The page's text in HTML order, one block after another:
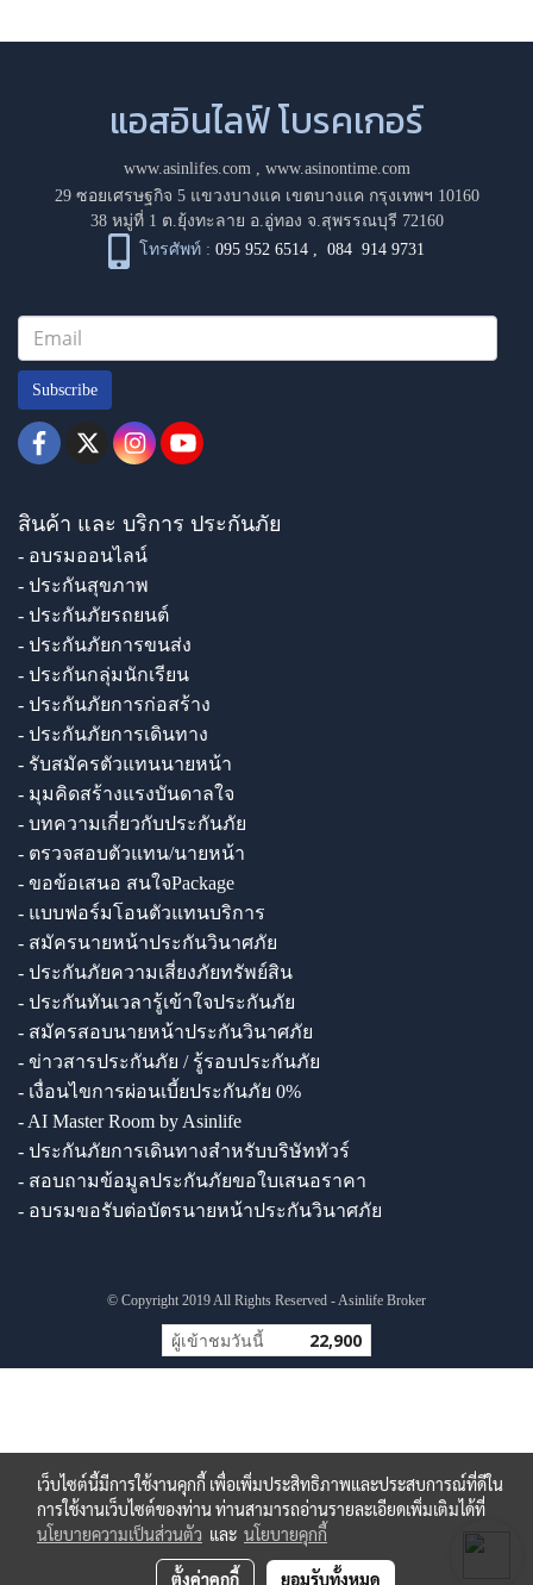
แอสอินไลฟ์ โบรคเกอร์
www.asinlifes.com, www.asinontime.com
29 ซอยเศรษฐกิจ 5 แขวงบางแค เขตบางแค กรุงเทพฯ 10160
38 หมู่ที่ 1 ต.ยุ้งทะลาย อ.อู่ทอง จ.สุพรรณบุรี 72160
โทรศัพท์ : 095 952 6514 ,084 914 9731
Subscribe
สินค้า และ บริการ ประกันภัย
- อบรมออนไลน์
- ประกันสุขภาพ
- ประกันภัยรถยนต์
- ประกันภัยการขนส่ง
- ประกันกลุ่มนักเรียน
- ประกันภัยการก่อสร้าง
- ประกันภัยการเดินทาง
- รับสมัครตัวแทนนายหน้า
- มุมคิดสร้างแรงบันดาลใจ
- บทความเกี่ยวกับประกันภัย
- ตรวจสอบตัวแทน/นายหน้า
- ขอข้อเสนอ สนใจPackage
- แบบฟอร์มโอนตัวแทนบริการ
- สมัครนายหน้าประกันวินาศภัย
- ประกันภัยความเสี่ยงภัยทรัพย์สิน
- ประกันทันเวลารู้เข้าใจประกันภัย
- สมัครสอบนายหน้าประกันวินาศภัย
- ข่าวสารประกันภัย / รู้รอบประกันภัย
- เงื่อนไขการผ่อนเบี้ยประกันภัย 0%
- AI Master Room by Asinlife
- ประกันภัยการเดินทางสำหรับบริษัททัวร์
- สอบถามข้อมูลประกันภัยขอใบเสนอราคา
- อบรมขอรับต่อบัตรนายหน้าประกันวินาศภัย
© Copyright 2019 All Rights Reserved - Asinlife Broker
ผู้เข้าชมวันนี้ 22,900
เว็บไซต์นี้มีการใช้งานคุกกี้ เพื่อเพิ่มประสิทธิภาพและประสบการณ์ที่ดีใน
การใช้งานเว็บไซต์ของท่าน ท่านสามารถอ่านรายละเอียดเพิ่มเติมได้ที่
นโยบายความเป็นส่วนตัว และ นโยบายคุกกี้
ตั้งค่าคุกกี้ ยอมรับทั้งหมด